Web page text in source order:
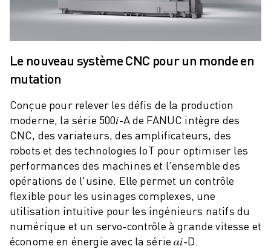
Le nouveau système CNC pour un monde en
mutation
Conçue pour relever les défis de la production
moderne, la série 500𝑖-A de FANUC intègre des
CNC, des variateurs, des amplificateurs, des
robots et des technologies IoT pour optimiser les
performances des machines et l'ensemble des
opérations de l'usine. Elle permet un contrôle
flexible pour les usinages complexes, une
utilisation intuitive pour les ingénieurs natifs du
numérique et un servo-contrôle à grande vitesse et
économe en énergie avec la série 𝛼𝑖-D.